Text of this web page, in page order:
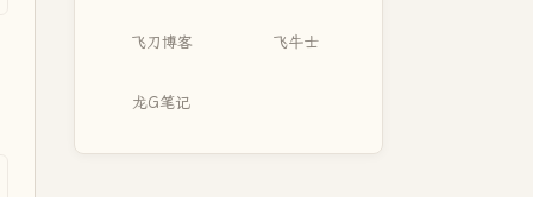
飞刀博客 飞牛士
龙G笔记